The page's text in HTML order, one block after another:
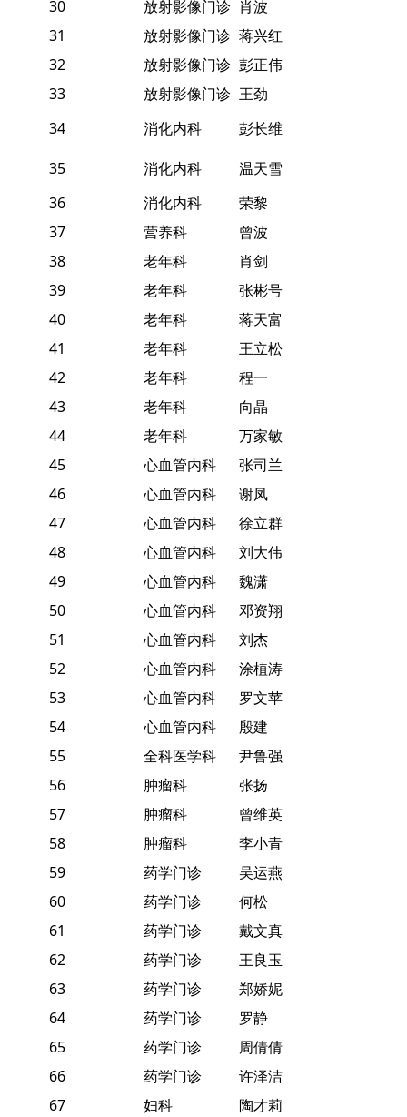
30
放射影像门诊 肖波
31
放射影像门诊 蒋兴红
32
放射影像门诊 彭正伟
33
放射影像门诊 王劲
34
消化内科
彭长维
35
消化内科
温天雪
36
消化内科
荣黎
37
营养科
曾波
38
老年科
肖剑
39
老年科
张彬号
40
老年科
蒋天富
41
老年科
王立松
42
老年科
程一
43
老年科
向晶
44
老年科
万家敏
45
心血管内科
张司兰
46
心血管内科
谢凤
47
心血管内科
徐立群
48
心血管内科
刘大伟
49
心血管内科
魏潇
50
心血管内科
邓资翔
51
心血管内科
刘杰
52
心血管内科
涂植涛
53
心血管内科
罗文苹
54
心血管内科
殷建
55
全科医学科
尹鲁强
56
肿瘤科
张扬
57
肿瘤科
曾维英
58
肿瘤科
李小青
59
药学门诊
吴运燕
60
药学门诊
何松
61
药学门诊
戴文真
62
药学门诊
王良玉
63
药学门诊
郑娇妮
64
药学门诊
罗静
65
药学门诊
周倩倩
66
药学门诊
许泽洁
67
妇科
陶才莉